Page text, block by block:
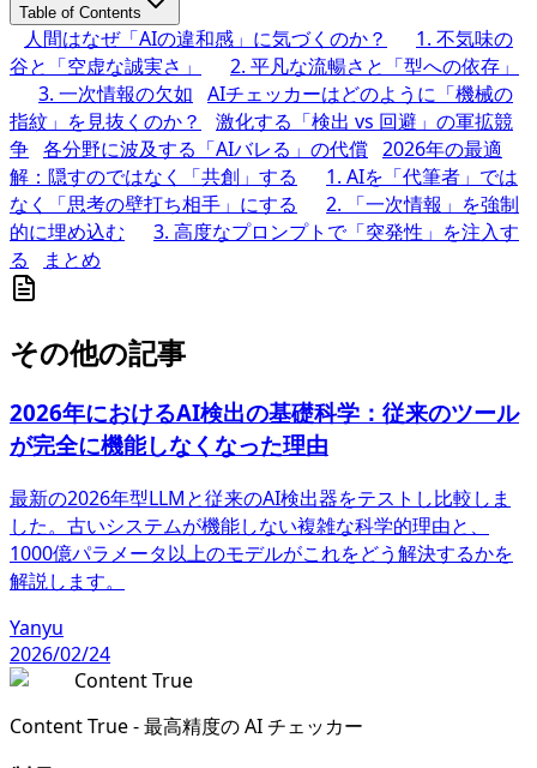
Table of Contents
人間はなぜ「AIの違和感」に気づくのか？
1. 不気味の
谷と「空虚な誠実さ」
2. 平凡な流暢さと「型への依存」
3. 一次情報の欠如 AIチェッカーはどのように「機械の
指紋」を見抜くのか？
激化する「検出 vs 回避」の軍拡競
争 各分野に波及する「AIバレる」の代償 2026年の最適
解：隠すのではなく「共創」する
1. AIを「代筆者」では
なく「思考の壁打ち相手」にする
2. 「一次情報」を強制
的に埋め込む
3. 高度なプロンプトで「突発性」を注入す
る
まとめ
その他の記事
2026年におけるAI検出の基礎科学：従来のツール
が完全に機能しなくなった理由
最新の2026年型LLMと従来のAI検出器をテストし比較しま
した。古いシステムが機能しない複雑な科学的理由と、
1000億パラメータ以上のモデルがこれをどう解決するかを
解説します。
Yanyu
2026/02/24
Content True
Content True - 最高精度の AI チェッカー